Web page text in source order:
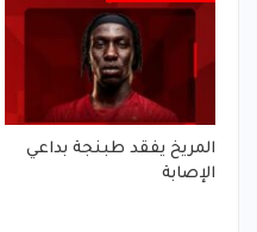
المريخ يفقد طبنجة بداعي
الإصابة